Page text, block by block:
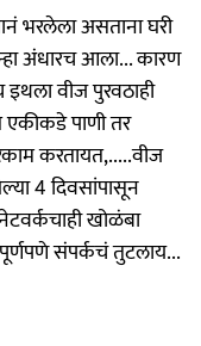
भरलेला असताना घरी
अंधारच आला... कारण
इथला वीज पुरवठाही
एकीकडे पाणी तर
करतायत,.....वीज
4 दिवसांपासून
खोळंबा
संपर्कचं तुटलाय...